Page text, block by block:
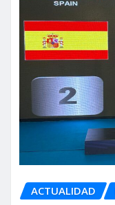
ACTUALIDAD